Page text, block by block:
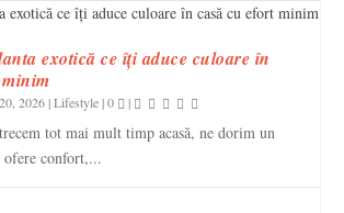
exotică ce îți aduce culoare în
2026|Lifestyle|0 |
tot mai mult timp acasă, ne dorim un
ofere confort,...